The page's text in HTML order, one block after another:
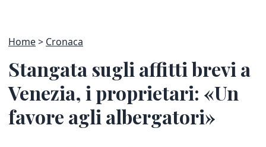
Home Cronaca
Stangata sugli affitti brevi a
Venezia, i proprietari: «Un
favore agli albergatori»